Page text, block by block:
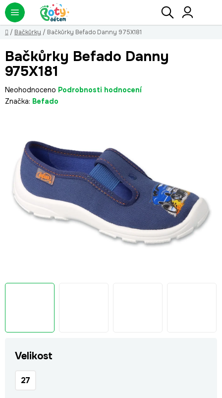
Přejít
na
obsah
Hledat
Domů
/ Bačkůrky / Bačkůrky Befado Danny 975X181
Velikost
27
Bačkůrky Befado Danny
975X181
Průměrné
hodnocení
hvězdiček.
Neohodnoceno Podrobnosti hodnocení
Značka: Befado